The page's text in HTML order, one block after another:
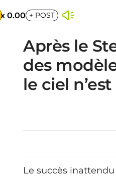
x 0.00 + POST
Après le
des
le ciel
Le succès